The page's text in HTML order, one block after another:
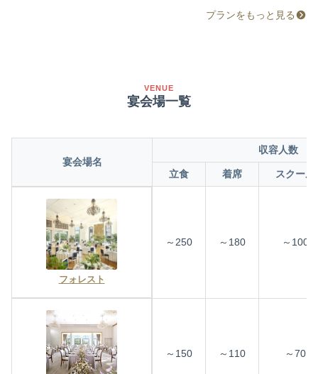
プランをもっと見る
VENUE
宴会場一覧
宴会場名
収容人数
立食 着席 スクール
フォレスト
～250 ～180 ～100
～150 ～110 ～70